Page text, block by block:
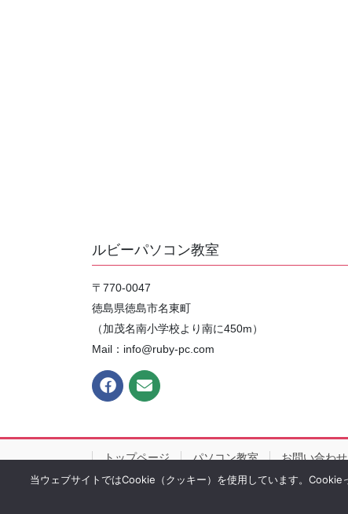
ルビーパソコン教室
〒770-0047
徳島県徳島市名東町
（加茂名南小学校より南に450m）
Mail：info@ruby-pc.com
トップページ パソコン教室 お問い合わせ
当ウェブサイトではCookie（クッキー）を使用しています。